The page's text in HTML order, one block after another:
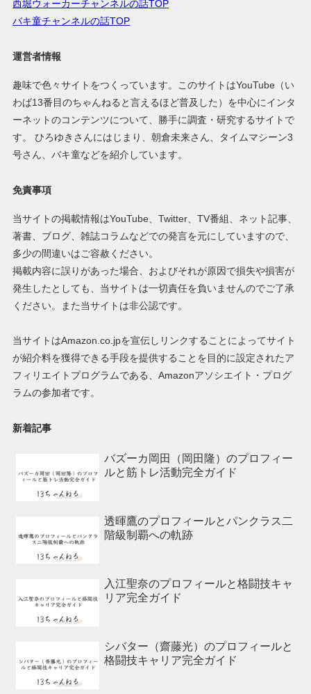
西堀ウォーカーチャンネルの話TOP
バキ童チャンネルの話TOP
運営者情報
趣味で色々サイトをつくっています。このサイトはYouTube（い
わば13番目のちゃんねると言えるほど普及した）を中心にインタ
ーネットのコンテンツについて、勝手に調査・研究するサイトで
す。 ひろゆきさんにはじまり、朝倉未来さん、タイムマシーン3
号さん、バキ童などを紹介しています。
免責事項
当サイトの掲載情報はYouTube、Twitter、TV番組、ネット記事、
著書、ブログ、雑誌コラムなどでの発言を元にしていますので、
多少の間違いはご容赦ください。
掲載内容に誤りがあった場合、およびそれが原因で損失や損害が
発生したとしても、当サイトは一切責任を負いませんのでご了承
ください。また当サイトは非公認です。
当サイトはAmazon.co.jpを宣伝しリンクすることによってサイト
が紹介料を獲得できる手段を提供することを目的に設定されたア
フィリエイトプログラムである、Amazonアソシエイト・プログ
ラムの参加者です。
新着記事
バズーカ岡田（岡田隆）のプロフィー
ルと筋トレ活動完全ガイド
透暉鷹のプロフィールとパンクラス二
階級制覇への軌跡
入江聖奈のプロフィールと格闘技キャ
リア完全ガイド
シバター（齋藤光）のプロフィールと
格闘技キャリア完全ガイド